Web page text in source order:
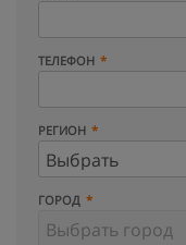
ТЕЛЕФОН
РЕГИОН
ГОРОД